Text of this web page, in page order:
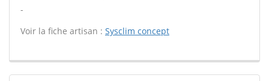
-
Voir la fiche artisan : Sysclim concept